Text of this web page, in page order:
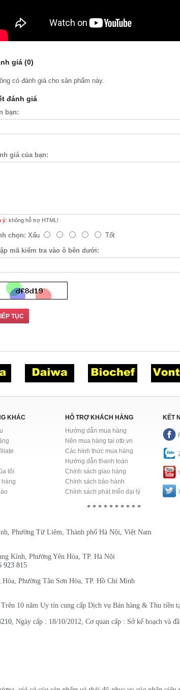
giá (0)
có đánh giá cho sản phẩm này.
đánh giá
bạn:
giá của bạn:
ý: không hỗ trợ HTML!
chọn: Xấu
Tốt
mã kiểm tra vào ô bên dưới:
TỤC
KHÁC
tôi
hàng
HỖ TRỢ KHÁCH HÀNG
Hướng dẫn mua hàng
Nên mua hàng tại otb.vn
Các hình thức mua hàng
Hướng dẫn thanh toán
Chính sách giao hàng
Chính sách bảo hành
Chính sách phát triển đại lý
KẾT
* * * * * * * * * *
Phường Từ Liêm, Thành phố Hà Nội, Việt Nam
Kính, Phường Yên Hòa, TP. Hà Nội
923 815
Hòa, Phường Tân Sơn Hòa, TP. Hồ Chí Minh
Trên 10 năm Uy tín cung cấp Dịch vụ Bán hàng & Thu tiền
, Ngày cấp : 18/10/2012, Cơ quan cấp : Sở kế hoạch và